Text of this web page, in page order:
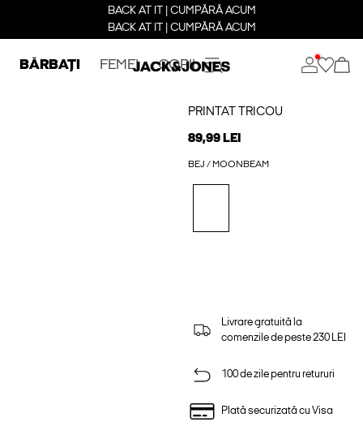
BACK AT IT | CUMPĂRĂ ACUM
BACK AT IT | CUMPĂRĂ ACUM
BĂRBAȚI FEMEI COPII
PRINTAT TRICOU
89,99 LEI
BEJ / MOONBEAM
Livrare gratuită la
comenzile de peste 230 LEI
100 de zile pentru retururi
Plată securizată cu Visa